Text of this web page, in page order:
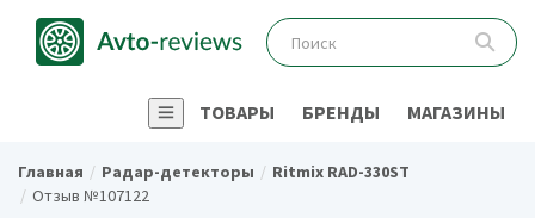
ТОВАРЫ БРЕНДЫ МАГАЗИНЫ
Главная Радар-детекторы
Ritmix RAD-330ST
Отзыв №107122